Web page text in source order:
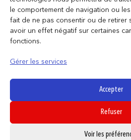
le comportement de navigation ou
fait de ne pas consentir ou de retirer
avoir un effet négatif sur certaines
fonctions.
Gérer les services
Accepter
Refuser
Voir les